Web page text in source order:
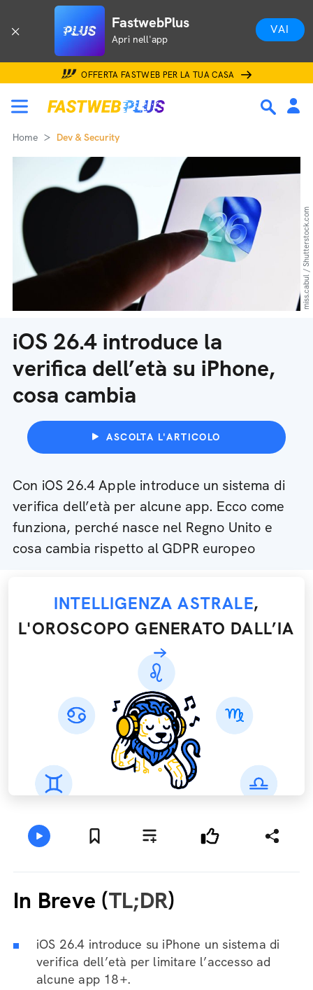
FastwebPlus
Apri nell'app
VAI
OFFERTA FASTWEB PER LA TUA CASA
Home Dev & Security
iOS 26.4 introduce la
verifica dell’età su iPhone,
cosa cambia
ASCOLTA L'ARTICOLO
Con iOS 26.4 Apple introduce un sistema di
verifica dell’età per alcune app. Ecco come
funziona, perché nasce nel Regno Unito e
cosa cambia rispetto al GDPR europeo
miss.cabul / Shutterstock.com
INTELLIGENZA ASTRALE,
L'OROSCOPO GENERATO DALL’IA
In Breve (TL;DR)
iOS 26.4 introduce su iPhone un sistema di
verifica dell’età per limitare l’accesso ad
alcune app 18+.